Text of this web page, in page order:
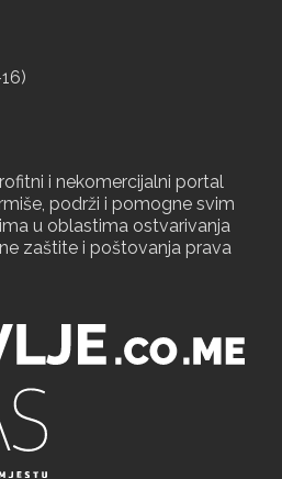
i nekomercijalni portal
podrži i pomogne svim
u oblastima ostvarivanja
zaštite i poštovanja prava